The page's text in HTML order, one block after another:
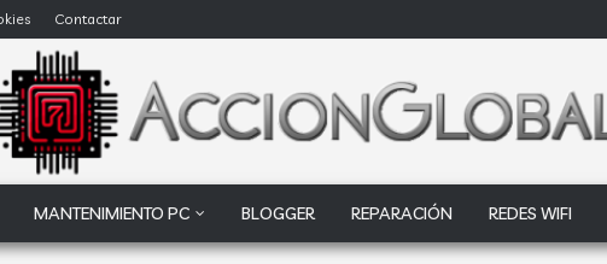
Contactar
MANTENIMIENTO PC BLOGGER REPARACIÓN REDES WIFI